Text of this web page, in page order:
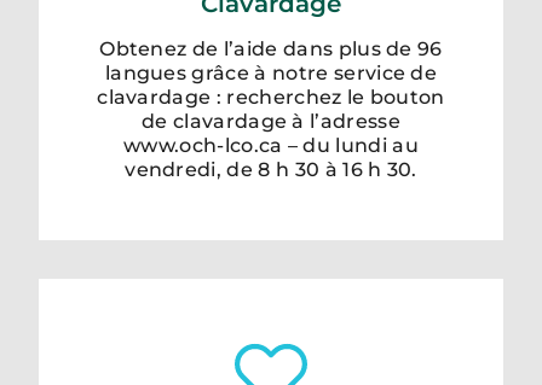
Obtenez de l’aide dans plus de 96
langues grâce à notre service de
clavardage : recherchez le bouton
de clavardage à l’adresse
www.och-lco.ca – du lundi au
vendredi, de 8 h 30 à 16 h 30.